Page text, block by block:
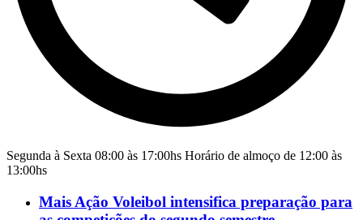
Segunda à Sexta 08:00 às 17:00hs Horário de almoço de 12:00 às
13:00hs
Mais Ação Voleibol intensifica preparação para